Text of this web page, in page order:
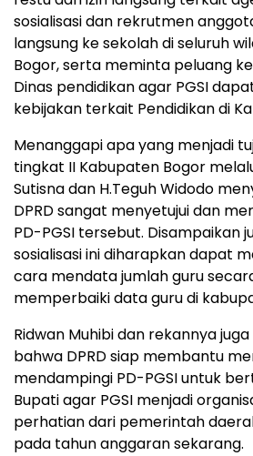
sosialisasi dan rekrutmen
langsung ke sekolah di seluruh
Bogor, serta meminta peluang
Dinas pendidikan agar PGSI
kebijakan terkait Pendidikan di
Menanggapi apa yang menjadi
tingkat II Kabupaten Bogor
Sutisna dan H.Teguh Widodo
DPRD sangat menyetujui dan
PD-PGSI tersebut. Disampaikan
sosialisasi ini diharapkan dapat
cara mendata jumlah guru
memperbaiki data guru di
Ridwan Muhibi dan rekannya
bahwa DPRD siap membantu
mendampingi PD-PGSI untuk
Bupati agar PGSI menjadi
perhatian dari pemerintah
pada tahun anggaran sekarang.